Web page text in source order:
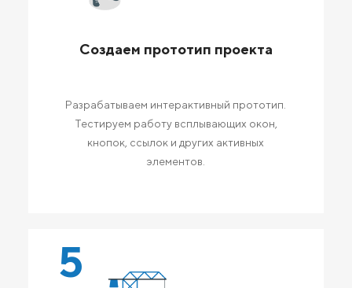
Создаем прототип проекта
Разрабатываем интерактивный прототип.
Тестируем работу всплывающих окон,
кнопок, ссылок и других активных
элементов.
5